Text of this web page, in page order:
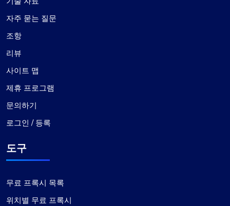
저는 ProxyCompass를 사용해 왔습니다…
저는 약 7~8개월 동안 Proxycompass를 사용해 왔
긍정적이었습니다. 일부 프록시가 작동하지 않아 답
답한 경우가 몇 번 있었지만 문제는 적절하게 해결되
니다.
이 기간 동안 저는 그들의 지원팀에 연락했고 그들의
자주 묻는 질문
조항
리뷰
사이트 맵
제휴 프로그램
문의하기
로그인 / 등록
도구
무료 프록시 목록
위치별 무료 프록시